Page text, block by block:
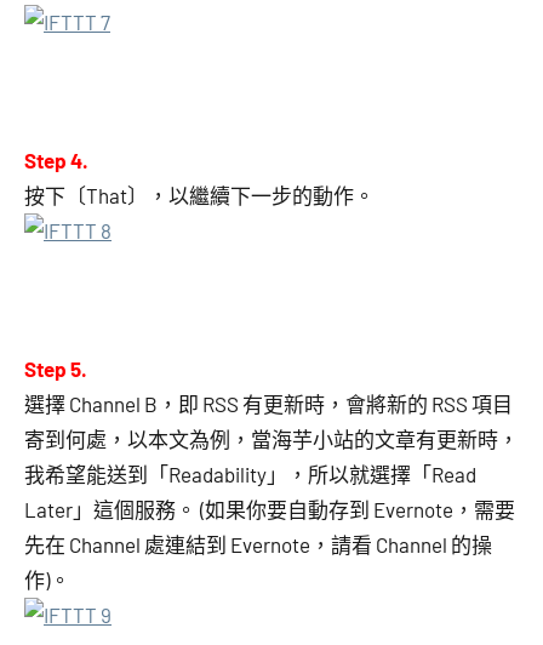
Step 4.
按下〔That〕，以繼續下一步的動作。
Step 5.
選擇 Channel B，即 RSS 有更新時，會將新的 RSS 項目
寄到何處，以本文為例，當海芋小站的文章有更新時，
我希望能送到「Readability」，所以就選擇「Read
Later」這個服務。 (如果你要自動存到 Evernote，需要
先在 Channel 處連結到 Evernote，請看 Channel 的操
作)。